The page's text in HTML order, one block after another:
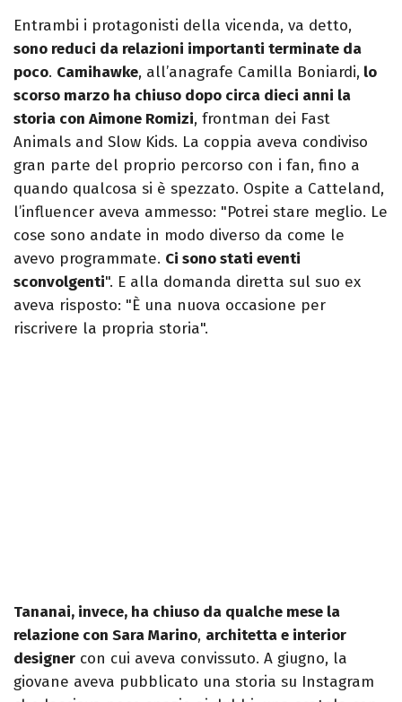
Entrambi i protagonisti della vicenda, va detto,
sono reduci da relazioni importanti terminate da
poco. Camihawke, all’anagrafe Camilla Boniardi, lo
scorso marzo ha chiuso dopo circa dieci anni la
storia con Aimone Romizi, frontman dei Fast
Animals and Slow Kids. La coppia aveva condiviso
gran parte del proprio percorso con i fan, fino a
quando qualcosa si è spezzato. Ospite a Catteland,
l’influencer aveva ammesso: "Potrei stare meglio. Le
cose sono andate in modo diverso da come le
avevo programmate. Ci sono stati eventi
sconvolgenti". E alla domanda diretta sul suo ex
aveva risposto: "È una nuova occasione per
riscrivere la propria storia".
Tananai, invece, ha chiuso da qualche mese la
relazione con Sara Marino, architetta e interior
designer con cui aveva convissuto. A giugno, la
giovane aveva pubblicato una storia su Instagram